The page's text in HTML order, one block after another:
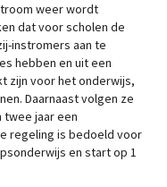
weer wordt
dat voor scholen de
instromers aan te
hebben en uit een
zijn voor het onderwijs,
Daarnaast volgen ze
twee jaar een
regeling is bedoeld voor
en start op 1